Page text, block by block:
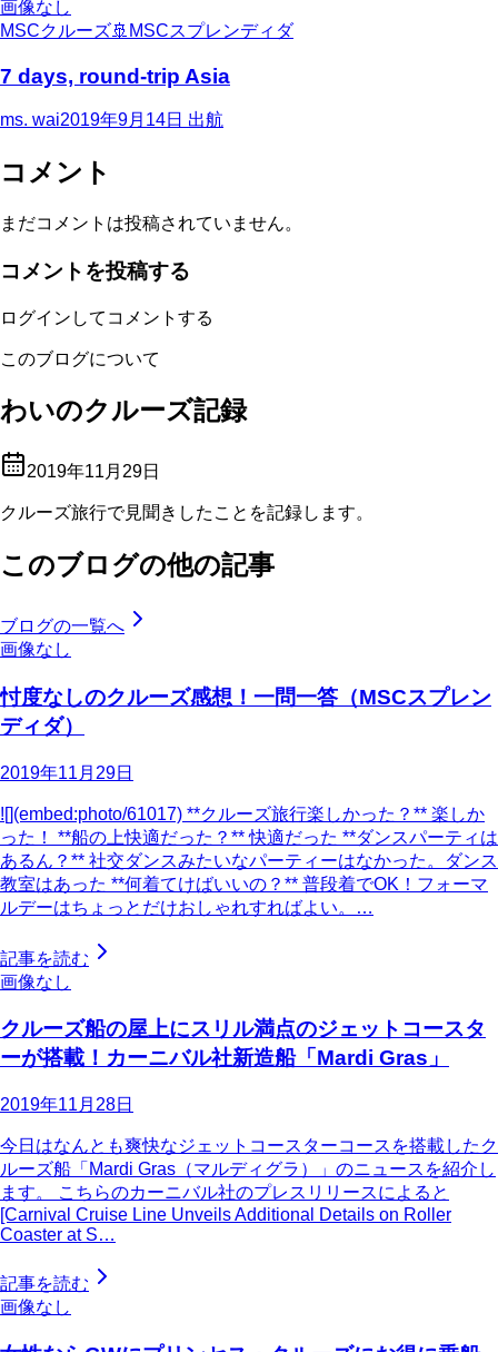
画像なし
MSCクルーズ🚢 MSCスプレンディダ
7 days, round-trip Asia
ms. wai2019年9月14日 出航
コメント
まだコメントは投稿されていません。
コメントを投稿する
ログインしてコメントする
このブログについて
わいのクルーズ記録
2019年11月29日
クルーズ旅行で見聞きしたことを記録します。
このブログの他の記事
ブログの一覧へ
画像なし
忖度なしのクルーズ感想！一問一答（MSCスプレン
ディダ）
2019年11月29日
![](embed:photo/61017) **クルーズ旅行楽しかった？** 楽しか
った！ **船の上快適だった？** 快適だった **ダンスパーティは
あるん？** 社交ダンスみたいなパーティーはなかった。ダンス
教室はあった **何着てけばいいの？** 普段着でOK！フォーマ
ルデーはちょっとだけおしゃれすればよい。…
記事を読む
画像なし
クルーズ船の屋上にスリル満点のジェットコースタ
ーが搭載！カーニバル社新造船「Mardi Gras」
2019年11月28日
今日はなんとも爽快なジェットコースターコースを搭載したク
ルーズ船「Mardi Gras（マルディグラ）」のニュースを紹介し
ます。 こちらのカーニバル社のプレスリリースによると
[Carnival Cruise Line Unveils Additional Details on Roller
Coaster at S…
記事を読む
画像なし